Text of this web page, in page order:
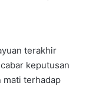
terakhir
keputusan
mati terhadap